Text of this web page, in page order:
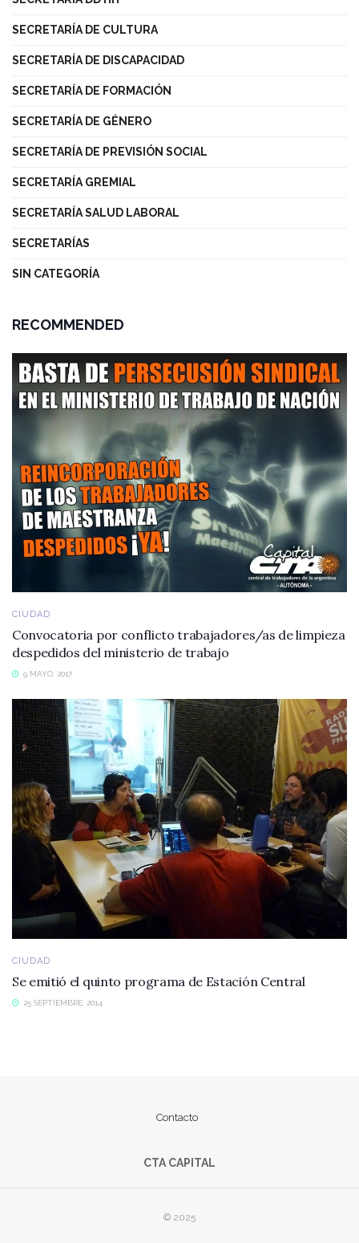
SECRETARÍA DE CULTURA
SECRETARÍA DE DISCAPACIDAD
SECRETARÍA DE FORMACIÓN
SECRETARÍA DE GÉNERO
SECRETARÍA DE PREVISIÓN SOCIAL
SECRETARÍA GREMIAL
SECRETARÍA SALUD LABORAL
SECRETARÍAS
SIN CATEGORÍA
RECOMMENDED
CIUDAD
Convocatoria por conflicto trabajadores/as de limpieza
despedidos del ministerio de trabajo
9 MAYO, 2017
CIUDAD
Se emitió el quinto programa de Estación Central
25 SEPTIEMBRE, 2014
Contacto
CTA CAPITAL
© 2025